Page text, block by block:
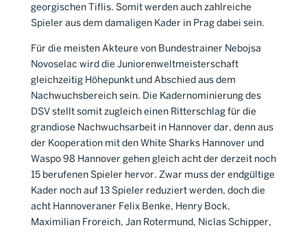
georgischen Tiflis. Somit werden auch zahlreiche
Spieler aus dem damaligen Kader in Prag dabei sein.
Für die meisten Akteure von Bundestrainer Nebojsa
Novoselac wird die Juniorenweltmeisterschaft
gleichzeitig Höhepunkt und Abschied aus dem
Nachwuchsbereich sein. Die Kadernominierung des
DSV stellt somit zugleich einen Ritterschlag für die
grandiose Nachwuchsarbeit in Hannover dar, denn aus
der Kooperation mit den White Sharks Hannover und
Waspo 98 Hannover gehen gleich acht der derzeit noch
15 berufenen Spieler hervor. Zwar muss der endgültige
Kader noch auf 13 Spieler reduziert werden, doch die
acht Hannoveraner Felix Benke, Henry Bock,
Maximilian Froreich, Jan Rotermund, Niclas Schipper,